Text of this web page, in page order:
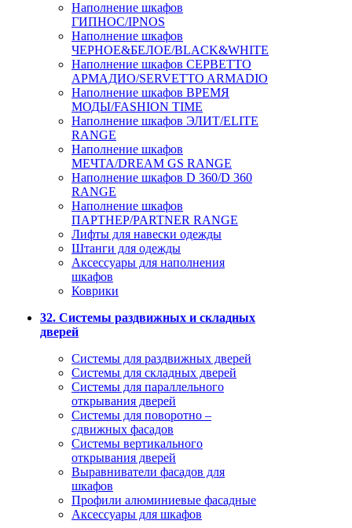
Наполнение шкафов
ГИПНОС/IPNOS
Наполнение шкафов
ЧЕРНОЕ&БЕЛОЕ/BLACK&WHITE
Наполнение шкафов СЕРВЕТТО
АРМАДИО/SERVETTO ARMADIO
Наполнение шкафов ВРЕМЯ
МОДЫ/FASHION TIME
Наполнение шкафов ЭЛИТ/ELITE
RANGE
Наполнение шкафов
МЕЧТА/DREAM GS RANGE
Наполнение шкафов D 360/D 360
RANGE
Наполнение шкафов
ПАРТНЕР/PARTNER RANGE
Лифты для навески одежды
Штанги для одежды
Аксессуары для наполнения
шкафов
Коврики
32. Системы раздвижных и складных
дверей
Системы для раздвижных дверей
Системы для складных дверей
Системы для параллельного
открывания дверей
Системы для поворотно –
сдвижных фасадов
Системы вертикального
открывания дверей
Выравниватели фасадов для
шкафов
Профили алюминиевые фасадные
Аксессуары для шкафов